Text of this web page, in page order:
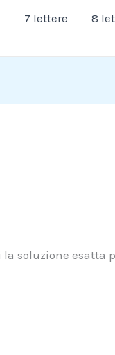
7 lettere
8
soluzione esatta